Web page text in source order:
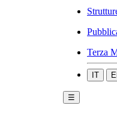
Terza
IT
☰